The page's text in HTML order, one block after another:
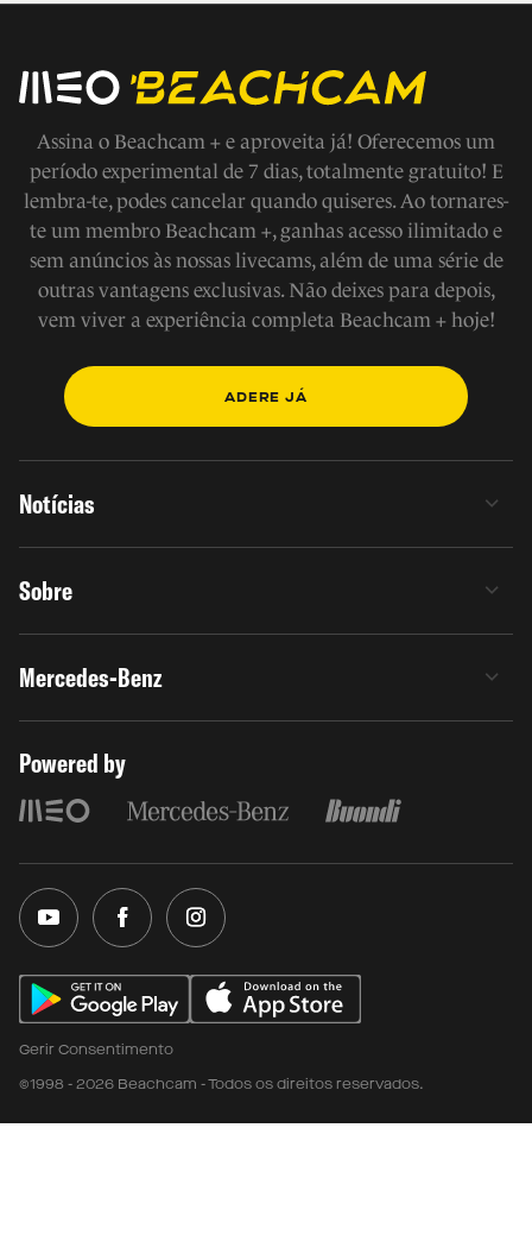
Assina o Beachcam + e aproveita já! Oferecemos um
período experimental de 7 dias, totalmente gratuito! E
lembra-te, podes cancelar quando quiseres. Ao tornares-
te um membro Beachcam +, ganhas acesso ilimitado e
sem anúncios às nossas livecams, além de uma série de
outras vantagens exclusivas. Não deixes para depois,
vem viver a experiência completa Beachcam + hoje!
ADERE JÁ
Notícias
Sobre
Mercedes-Benz
Powered by
Gerir Consentimento
©1998 - 2026 Beachcam - Todos os direitos reservados.